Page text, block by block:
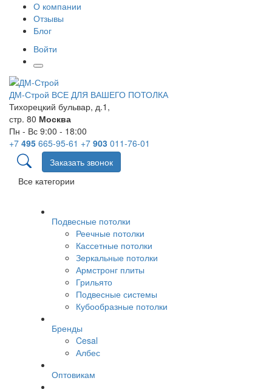
О компании
Отзывы
Блог
Войти
ДМ-Строй ВСЕ ДЛЯ ВАШЕГО ПОТОЛКА
Тихорецкий бульвар, д.1,
стр. 80 Москва
Пн - Вс 9:00 - 18:00
+7 495 665-95-61 +7 903 011-76-01
Заказать звонок
Все категории
Подвесные потолки
Реечные потолки
Кассетные потолки
Зеркальные потолки
Армстронг плиты
Грильято
Подвесные системы
Кубообразные потолки
Бренды
Cesal
Албес
Оптовикам